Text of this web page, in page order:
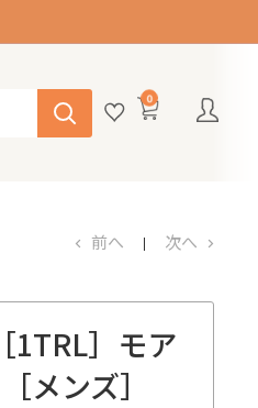
0
前へ 次へ
］ モア
メンズ］